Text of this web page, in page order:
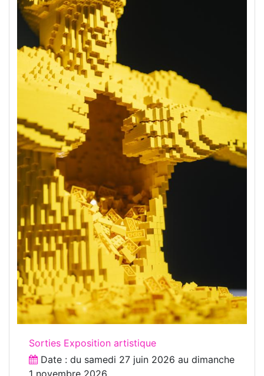
Sorties Exposition artistique
Date : du samedi 27 juin 2026 au dimanche
1 novembre 2026